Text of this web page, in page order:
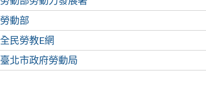
勞動部
全民勞教E網
臺北市政府勞動局